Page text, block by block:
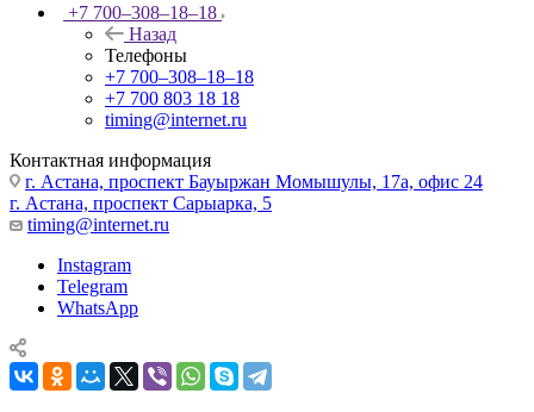
+7 700‒308‒18‒18
Назад
Телефоны
+7 700‒308‒18‒18
+7 700 803 18 18
timing@internet.ru
Контактная информация
г. Астана, проспект Бауыржан Момышулы, 17а, офис 24
г. Астана, проспект Сарыарка, 5
timing@internet.ru
Instagram
Telegram
WhatsApp